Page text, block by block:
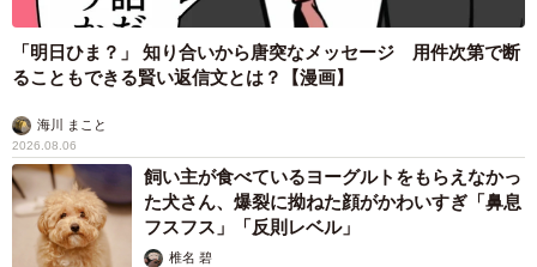
「明日ひま？」 知り合いから唐突なメッセージ 用件次第で断
ることもできる賢い返信文とは？【漫画】
海川 まこと
2026.08.06
飼い主が食べているヨーグルトをもらえなかっ
た犬さん、爆裂に拗ねた顔がかわいすぎ「鼻息
フスフス」「反則レベル」
椎名 碧